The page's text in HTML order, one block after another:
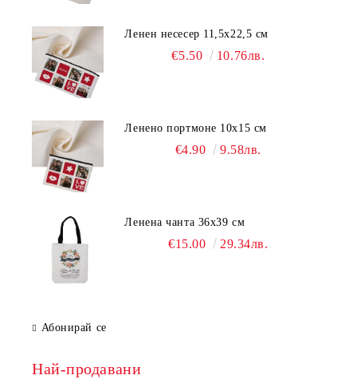
Ленен несесер 11,5х22,5 см
€5.50 10.76лв.
Ленено портмоне 10х15 см
€4.90 9.58лв.
Ленена чанта 36х39 см
€15.00 29.34лв.
Абонирай се
Най-продавани